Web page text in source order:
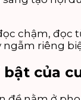
chậm,
riêng
của